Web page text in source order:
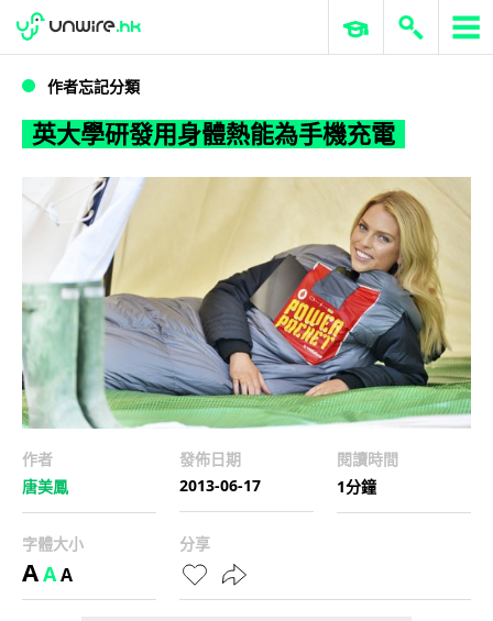
英大學研發用身體熱能為手機充電
WWDC 2026 ERP 與商業 AI
作者忘記分類
英大學研發用身體熱能為手機充電
作者
唐美鳳
發佈日期
2013-06-17
閱讀時間
1分鐘
字體大小
AAA
分享